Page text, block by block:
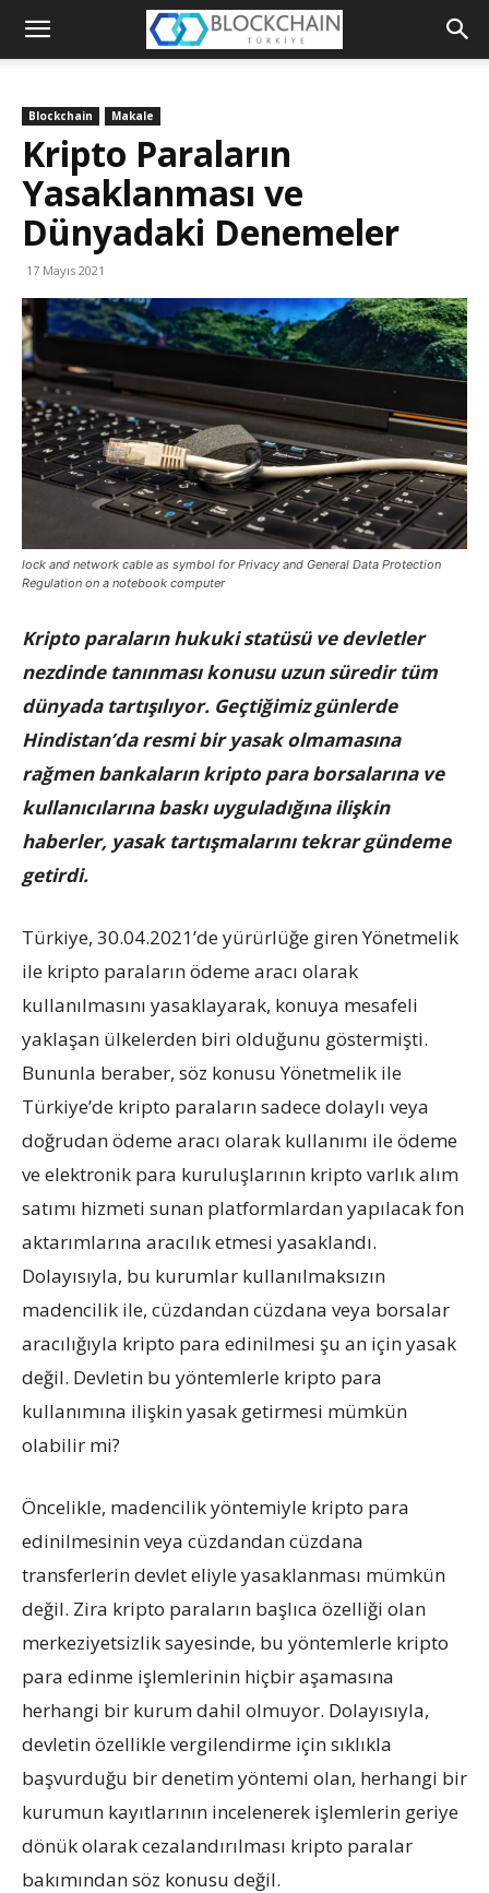
Blockchain
Platformu
Blockchain Makale
Kripto Paraların
Yasaklanması ve
Dünyadaki Denemeler
17 Mayıs 2021
lock and network cable as symbol for Privacy and General Data Protection
Regulation on a notebook computer
Kripto paraların hukuki statüsü ve devletler
nezdinde tanınması konusu uzun süredir tüm
dünyada tartışılıyor. Geçtiğimiz günlerde
Hindistan’da resmi bir yasak olmamasına
rağmen bankaların kripto para borsalarına ve
kullanıcılarına baskı uyguladığına ilişkin
haberler, yasak tartışmalarını tekrar gündeme
getirdi.
Türkiye, 30.04.2021’de yürürlüğe giren Yönetmelik
ile kripto paraların ödeme aracı olarak
kullanılmasını yasaklayarak, konuya mesafeli
yaklaşan ülkelerden biri olduğunu göstermişti.
Bununla beraber, söz konusu Yönetmelik ile
Türkiye’de kripto paraların sadece dolaylı veya
doğrudan ödeme aracı olarak kullanımı ile ödeme
ve elektronik para kuruluşlarının kripto varlık alım
satımı hizmeti sunan platformlardan yapılacak fon
aktarımlarına aracılık etmesi yasaklandı.
Dolayısıyla, bu kurumlar kullanılmaksızın
madencilik ile, cüzdandan cüzdana veya borsalar
aracılığıyla kripto para edinilmesi şu an için yasak
değil. Devletin bu yöntemlerle kripto para
kullanımına ilişkin yasak getirmesi mümkün
olabilir mi?
Öncelikle, madencilik yöntemiyle kripto para
edinilmesinin veya cüzdandan cüzdana
transferlerin devlet eliyle yasaklanması mümkün
değil. Zira kripto paraların başlıca özelliği olan
merkeziyetsizlik sayesinde, bu yöntemlerle kripto
para edinme işlemlerinin hiçbir aşamasına
herhangi bir kurum dahil olmuyor. Dolayısıyla,
devletin özellikle vergilendirme için sıklıkla
başvurduğu bir denetim yöntemi olan, herhangi bir
kurumun kayıtlarının incelenerek işlemlerin geriye
dönük olarak cezalandırılması kripto paralar
bakımından söz konusu değil.